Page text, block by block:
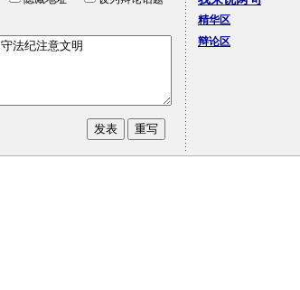
精华区
辩论区